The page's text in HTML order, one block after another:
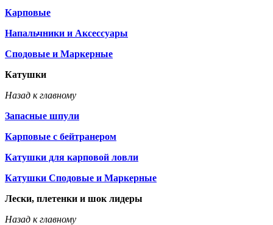
Карповые
Напальчники и Аксессуары
Сподовые и Маркерные
Катушки
Назад к главному
Запасные шпули
Карповые с бейтранером
Катушки для карповой ловли
Катушки Сподовые и Маркерные
Лески, плетенки и шок лидеры
Назад к главному